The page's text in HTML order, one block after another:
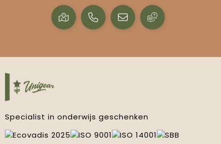
Specialist in onderwijs geschenken